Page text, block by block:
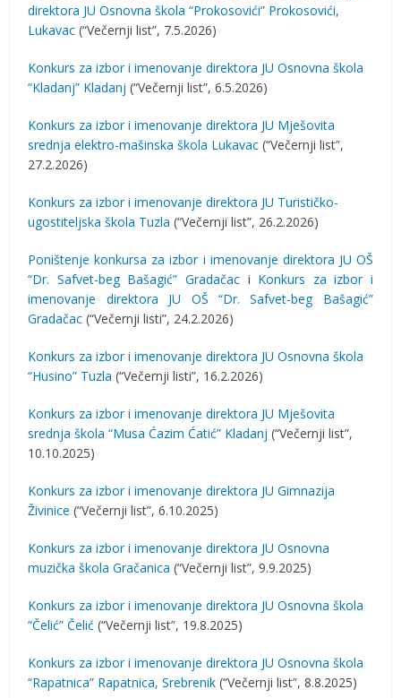
direktora JU Osnovna škola “Prokosovići” Prokosovići,
Lukavac (“Večernji list”, 7.5.2026)
Konkurs za izbor i imenovanje direktora JU Osnovna škola
“Kladanj” Kladanj (“Večernji list”, 6.5.2026)
Konkurs za izbor i imenovanje direktora JU Mješovita
srednja elektro-mašinska škola Lukavac (“Večernji list”,
27.2.2026)
Konkurs za izbor i imenovanje direktora JU Turističko-
ugostiteljska škola Tuzla (“Večernji list”, 26.2.2026)
Poništenje konkursa za izbor i imenovanje direktora JU OŠ
“Dr. Safvet-beg Bašagić” Gradačaci Konkurs za izbor i
imenovanje direktora JU OŠ “Dr. Safvet-beg Bašagić”
Gradačac (“Večernji listi”, 24.2.2026)
Konkurs za izbor i imenovanje direktora JU Osnovna škola
“Husino” Tuzla (“Večernji listi”, 16.2.2026)
Konkurs za izbor i imenovanje direktora JU Mješovita
srednja škola “Musa Ćazim Ćatić” Kladanj (“Večernji list”,
10.10.2025)
Konkurs za izbor i imenovanje direktora JU Gimnazija
Živinice (“Večernji list”, 6.10.2025)
Konkurs za izbor i imenovanje direktora JU Osnovna
muzička škola Gračanica (“Večernji list”, 9.9.2025)
Konkurs za izbor i imenovanje direktora JU Osnovna škola
“Čelić” Čelić (“Večernji list”, 19.8.2025)
Konkurs za izbor i imenovanje direktora JU Osnovna škola
“Rapatnica” Rapatnica, Srebrenik (“Večernji list”, 8.8.2025)